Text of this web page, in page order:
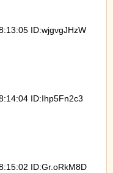
ID:wjgvgJHzW
ID:Ihp5Fn2c3
ID:Gr.oRkM8D